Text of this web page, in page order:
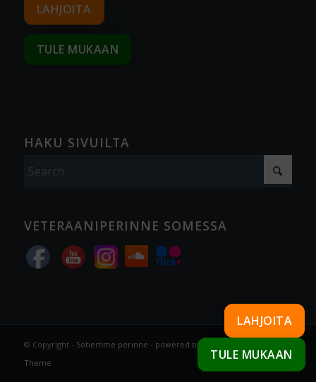
LAHJOITA
TULE MUKAAN
HAKU SIVUILTA
VETERAANIPERINNE SOMESSA
© Copyright - Sotiemme perinne - powered by Enfold WordPress
Theme
LAHJOITA
TULE MUKAAN